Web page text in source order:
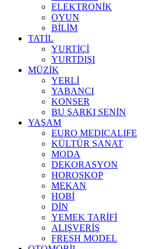
ELEKTRONİK
OYUN
BİLİM
TATİL
YURTİÇİ
YURTDIŞI
MÜZİK
YERLİ
YABANCI
KONSER
BU ŞARKI SENİN
YAŞAM
EURO MEDICALIFE
KÜLTÜR SANAT
MODA
DEKORASYON
HOROSKOP
MEKAN
HOBİ
DİN
YEMEK TARİFİ
ALIŞVERİŞ
FRESH MODEL